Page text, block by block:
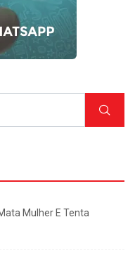
Mulher E Tenta